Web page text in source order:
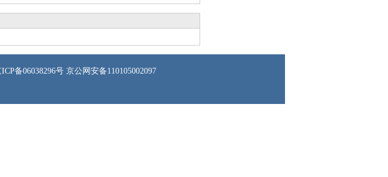
备06038296号 京公网安备110105002097